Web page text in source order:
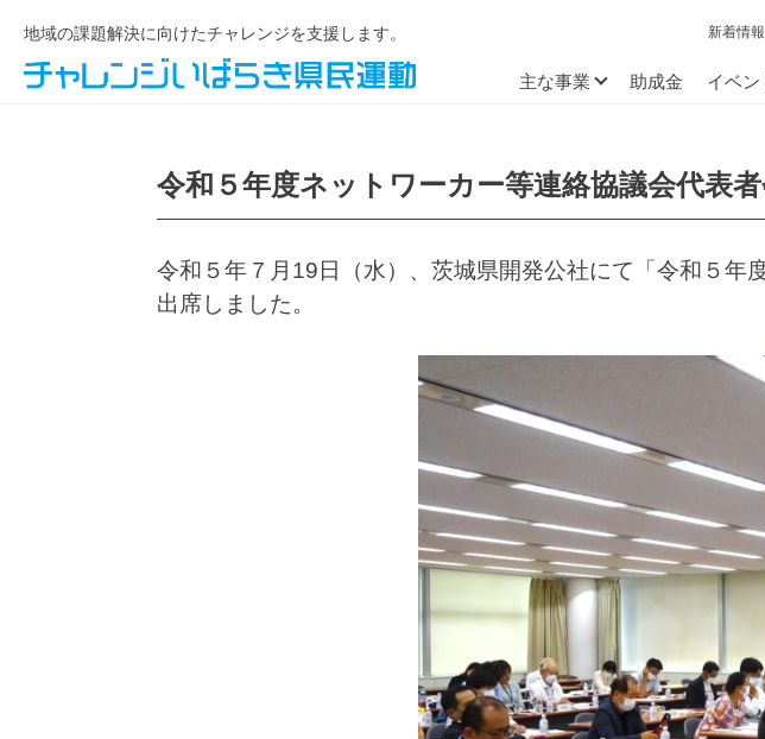
地域の課題解決に向けたチャレンジを支援します。 新着情報
主な事業 助成金 イベン
令和５年度ネットワーカー等連絡協議会代表
令和５年７月19日（水）、茨城県開発公社にて「令和５
出席しました。